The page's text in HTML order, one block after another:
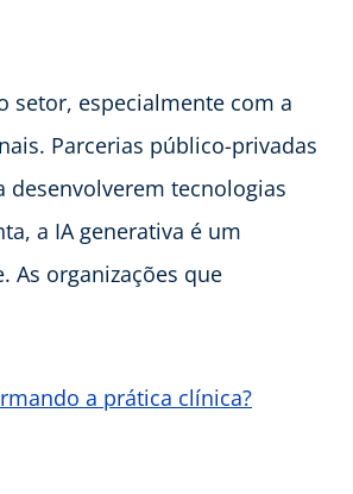
setor, especialmente com a
Parcerias público-privadas
tecnologias
a IA generativa é um
As organizações que
a prática clínica?